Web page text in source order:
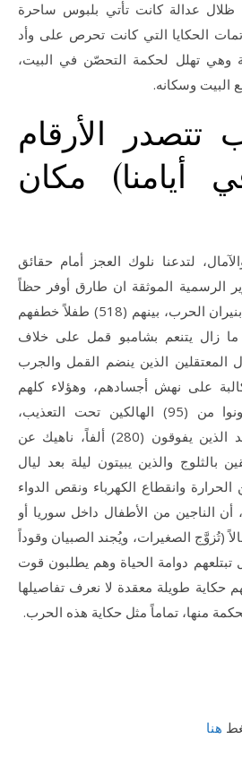
ظلال عدالة كانت تأتي بلبوس ساحرة
الحكايا التي كانت تحرص على وأد
وهي تهلل لحكمة التحصّن في البيت،
البيت وسكانه.
تتصدر الأرقام
أيامنا) مكان
لتدعنا نلوك العجز أمام حقائق
الرسمية الموثقة ان طارق أوفر حظاً
من (17.268) طفلاً قضوا بنيران الحرب، بينهم (518) طفلاً خطفهم
زال يتنعم بشامبو قمل على خلاف
الاطفال المعتقلين الذين ينضم القمل والجرب
على نهش أجسادهم، وهؤلاء كلهم
محظوظون لأنهم لم يكونوا من (95) الهالكين تحت التعذيب،
وغيرهم من جرحى الجسد الذين يفوقون (280) ألفاً، ناهيك عن
بالثلوج والذين يبيتون ليلة بعد ليال
وانقطاع الكهرباء ونقص الدواء
أن الناجين من الأطفال داخل سوريا أو
(تُزوَّج الصغيرات، ويُجند الصبيان وقوداً
دوامة الحياة وهم يطلبون قوت
حكاية طويلة معقدة لا نعرف تفاصيلها
منها، تماماً مثل حكاية هذه الحرب.
هنا